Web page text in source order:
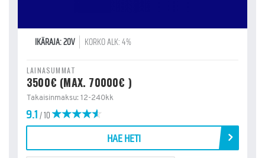
IKÄRAJA: 20V KORKO ALK: 4%
LAINASUMMAT
3500€ (MAX. 70000€ )
Takaisinmaksu: 12-240kk
9.1/ 10
HAE HETI